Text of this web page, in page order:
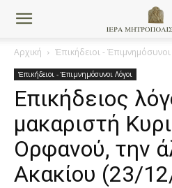
Αρχική Ἐπικήδειοι -
Ἐπικήδειοι - Ἐπιμνημόσυνοι Λόγοι
Επικήδειος
μακαριστή
Ορφανού, την
Ακακίου (23/